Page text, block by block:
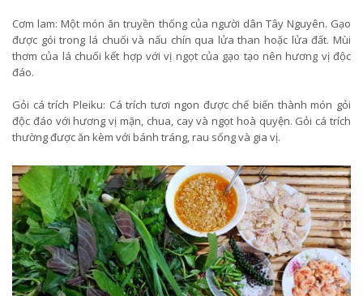
Cơm lam: Một món ăn truyền thống của người dân Tây Nguyên. Gạo
được gói trong lá chuối và nấu chín qua lửa than hoặc lửa đất. Mùi
thơm của lá chuối kết hợp với vị ngọt của gạo tạo nên hương vị độc
đáo.
Gỏi cá trích Pleiku: Cá trích tươi ngon được chế biến thành món gỏi
độc đáo với hương vị mặn, chua, cay và ngọt hoà quyện. Gỏi cá trích
thường được ăn kèm với bánh tráng, rau sống và gia vị.